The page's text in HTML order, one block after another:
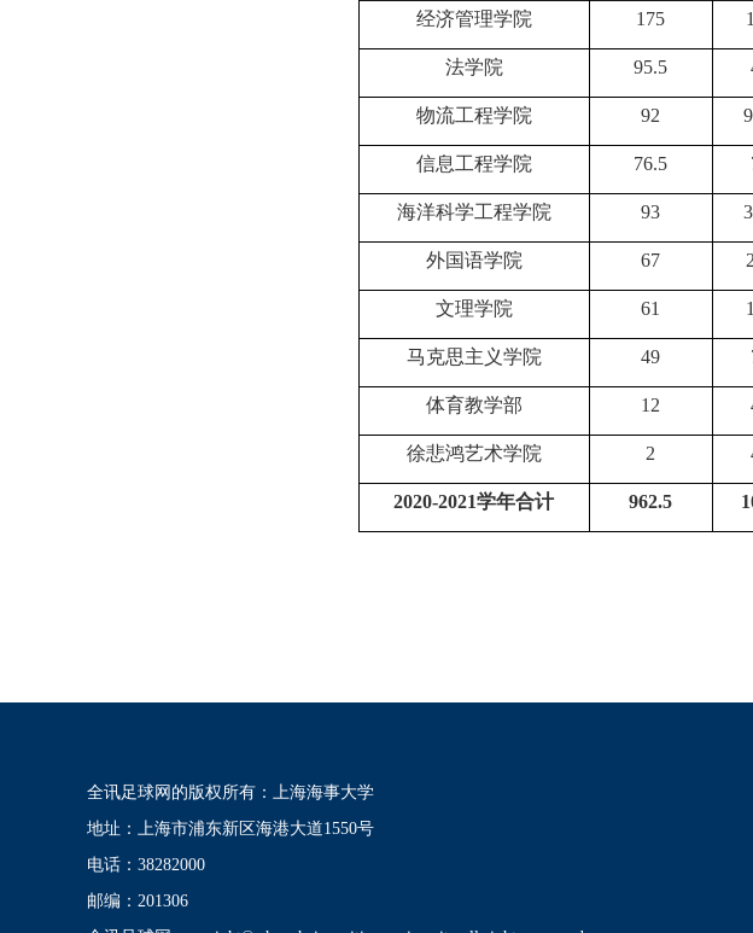
经济管理学院 175
法学院 95.5
物流工程学院 92
信息工程学院 76.5
海洋科学工程学院 93
外国语学院 67
文理学院 61
马克思主义学院 49
体育教学部 12
徐悲鸿艺术学院 2
2020-2021学年合计 962.5
全讯足球网的版权所有：上海海事大学
地址：上海市浦东新区海港大道1550号
电话：38282000
邮编：201306